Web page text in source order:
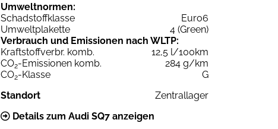
Umweltnormen:
Schadstoffklasse
Euro6
Umweltplakette
4 (Green)
Verbrauch und Emissionen nach WLTP:
Kraftstoffverbr. komb.
12,5 l/100km
CO2-Emissionen komb.
284 g/km
CO2-Klasse
G
Standort
Zentrallager
Details zum Audi SQ7 anzeigen